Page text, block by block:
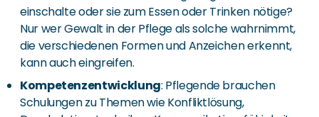
einschalte oder sie zum Essen oder Trinken nötige?
Nur wer Gewalt in der Pflege als solche wahrnimmt,
die verschiedenen Formen und Anzeichen erkennt,
kann auch eingreifen.
Kompetenzentwicklung: Pflegende brauchen
Schulungen zu Themen wie Konfliktlösung,